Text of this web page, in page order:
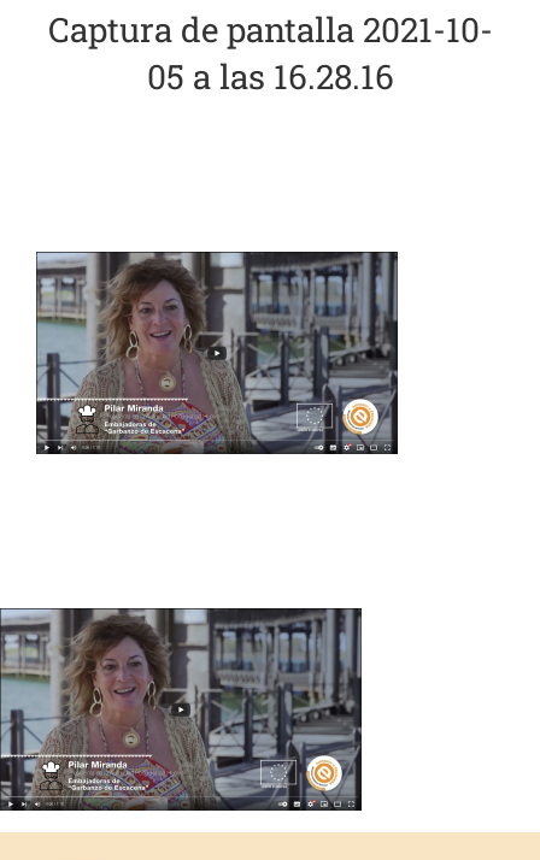
El Garbanzo
Blog
Contacto
Captura de pantalla 2021-10-
05 a las 16.28.16